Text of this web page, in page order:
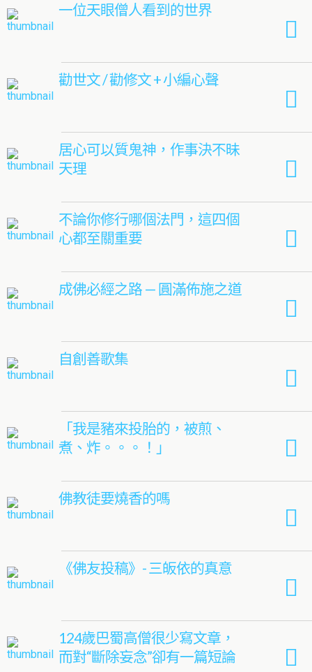
一位天眼僧人看到的世界
勸世文 / 勸修文 + 小編心聲
居心可以質鬼神，作事決不昧
天理
不論你修行哪個法門，這四個
心都至關重要
成佛必經之路 — 圓滿佈施之道
自創善歌集
「我是豬來投胎的，被煎、
煮、炸。。。！」
佛教徒要燒香的嗎
《佛友投稿》- 三皈依的真意
124歲巴蜀高僧很少寫文章，
而對“斷除妄念”卻有一篇短論